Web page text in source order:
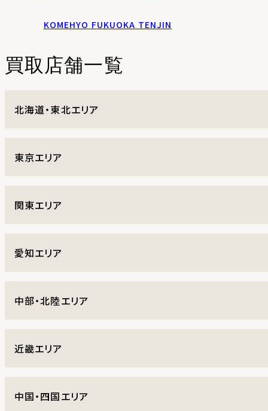
KOMEHYO FUKUOKA TENJIN
買取店舗一覧
北海道・東北エリア
東京エリア
関東エリア
愛知エリア
中部・北陸エリア
近畿エリア
中国・四国エリア